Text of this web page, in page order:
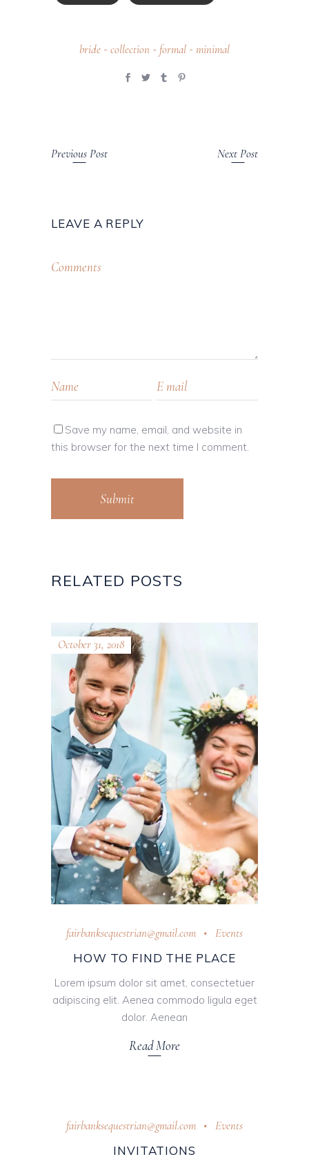
bride - collection - formal - minimal
Previous Post Next Post
LEAVE A REPLY
Save my name, email, and website in
this browser for the next time I comment.
Submit
RELATED POSTS
October 31, 2018
fairbanksequestrian@gmail.com
Events
HOW TO FIND THE PLACE
Lorem ipsum dolor sit amet, consectetuer
adipiscing elit. Aenea commodo ligula eget
dolor. Aenean
Read More
fairbanksequestrian@gmail.com
Events
INVITATIONS